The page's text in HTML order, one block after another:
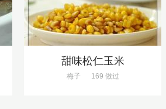
甜味松仁玉米
梅子169 做过